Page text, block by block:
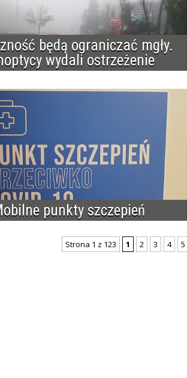
będą ograniczać mgły.
wydali ostrzeżenie
punkty szczepień
Strona 1 z 123 1 2 3 4 5